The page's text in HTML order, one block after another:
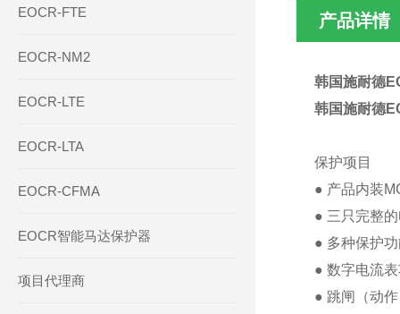
EOCR-FTE
EOCR-NM2
EOCR-LTE
EOCR-LTA
EOCR-CFMA
EOCR智能马达保护器
项目代理商
产品详情
韩国施耐德
韩国施耐德
保护项目
● 产品内装
● 三只完整
● 多种保护
● 数字电流
● 跳闸（动